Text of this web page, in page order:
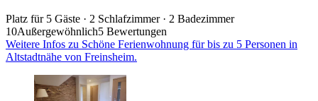
Platz für 5 Gäste · 2 Schlafzimmer · 2 Badezimmer
10Außergewöhnlich5 Bewertungen
Weitere Infos zu Schöne Ferienwohnung für bis zu 5 Personen in
Altstadtnähe von Freinsheim.